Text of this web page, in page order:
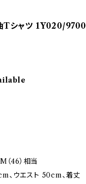
Tシャツ 1Y020/9700
46）相当
、ウエスト 50cm、着丈